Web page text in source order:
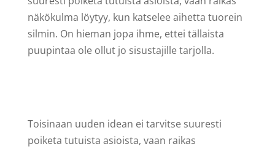
näkökulma löytyy, kun katselee aihetta tuorein
silmin. On hieman jopa ihme, ettei tällaista
puupintaa ole ollut jo sisustajille tarjolla.
Toisinaan uuden idean ei tarvitse suuresti
poiketa tutuista asioista, vaan raikas